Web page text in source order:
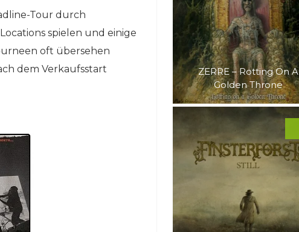
Tour durch
spielen und einige
oft übersehen
dem Verkaufsstart
ZERRE – Rotting On A
Golden Throne